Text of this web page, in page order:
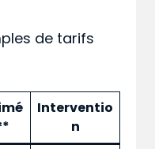
de tarifs
Interventio
n